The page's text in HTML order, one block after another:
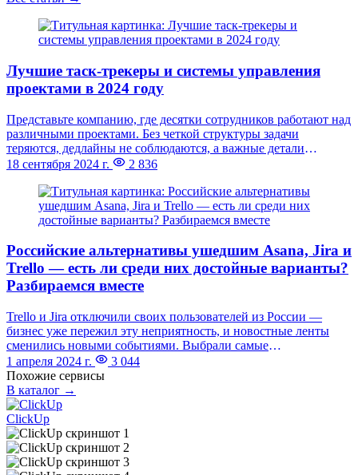
Лучшие таск-трекеры и системы управления
проектами в 2024 году
Представьте компанию, где десятки сотрудников работают над
различными проектами. Без четкой структуры задачи
теряются, дедлайны не соблюдаются, а важные детали
забываются. Именно для таких случаев и нужны таск-трекеры
планировать задачи, распределять их между сотрудниками и
следить за их выполнением в реальном времени.
18 сентября 2024 г. 2 836
Российские альтернативы ушедшим Asana, Jira и
Trello — есть ли среди них достойные варианты?
Разбираемся вместе
Trello и Jira отключили своих пользователей из России —
бизнес уже пережил эту неприятность, и новостные ленты
сменились новыми событиями. Выбрали самые
функциональные решения российского производства — таск-
менеджеры с бесплатным пробным периодом. Выбирайте
понравившийся и примеряйте на свои бизнес-процессы: без
расходов на тесты.
1 апреля 2024 г.
3 044
Похожие сервисы
В каталог →
ClickUp